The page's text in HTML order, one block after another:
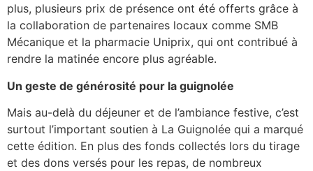
plus, plusieurs prix de présence ont été offerts grâce à
la collaboration de partenaires locaux comme SMB
Mécanique et la pharmacie Uniprix, qui ont contribué à
rendre la matinée encore plus agréable.
Un geste de générosité pour la guignolée
Mais au-delà du déjeuner et de l’ambiance festive, c’est
surtout l’important soutien à La Guignolée qui a marqué
cette édition. En plus des fonds collectés lors du tirage
et des dons versés pour les repas, de nombreux